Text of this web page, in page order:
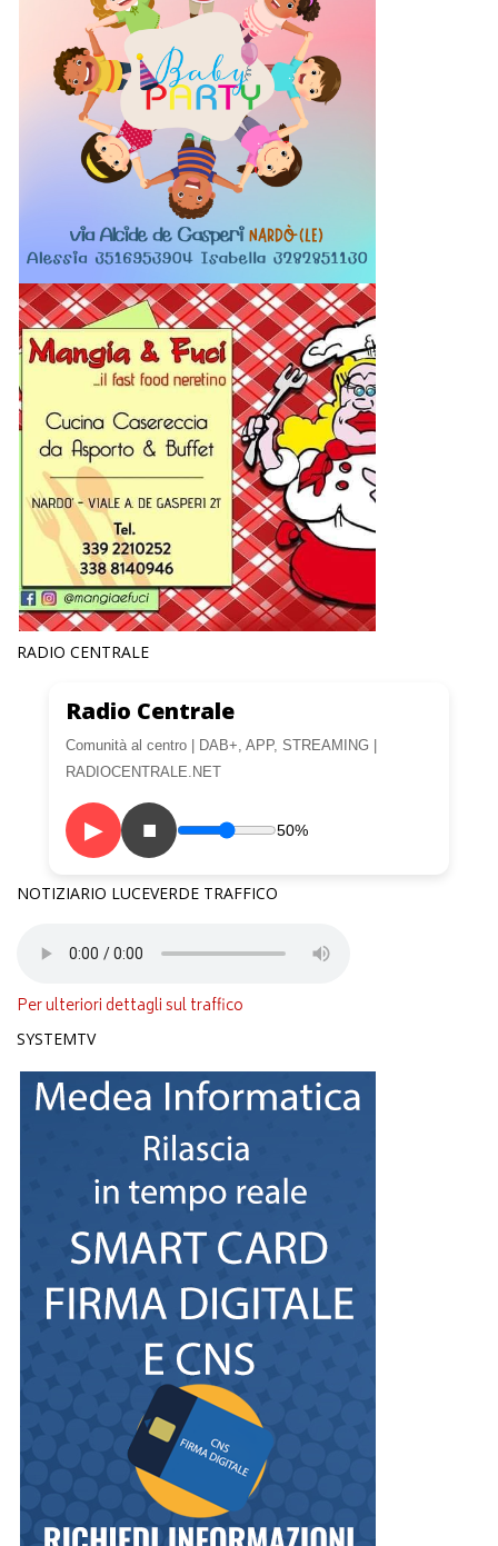
RADIO CENTRALE
Radio Centrale
Comunità al centro | DAB+, APP, STREAMING |
RADIOCENTRALE.NET
▶ ■ 50%
NOTIZIARIO LUCEVERDE TRAFFICO
Per ulteriori dettagli sul traffico
SYSTEMTV